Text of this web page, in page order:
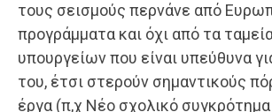
τους σεισμούς περνάνε από
προγράμματα και όχι από τα
υπουργείων που είναι υπεύθυνα
του, έτσι στερούν σημαντικούς
έργα (π,χ Νέο σχολικό συγκρότημα